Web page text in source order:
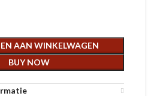
AAN WINKELWAGEN
BUY NOW